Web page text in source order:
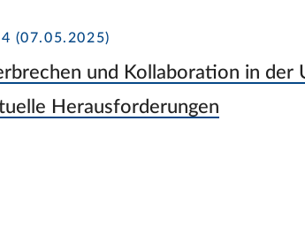
(07.05.2025)
und Kollaboration in der
Herausforderungen